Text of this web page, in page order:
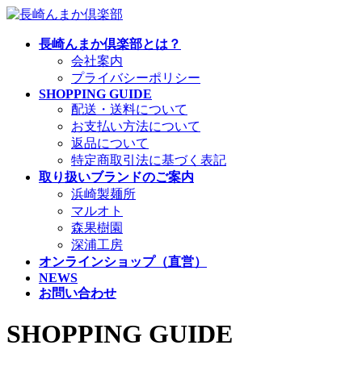
コ
ナ
長崎んまか倶楽部とは？
会社案内
プライバシーポリシー
SHOPPING GUIDE
配送・送料について
お支払い方法について
返品について
特定商取引法に基づく表記
取り扱いブランドのご案内
浜崎製麺所
マルオト
森果樹園
深浦工房
オンラインショップ（直営）
NEWS
お問い合わせ
SHOPPING GUIDE